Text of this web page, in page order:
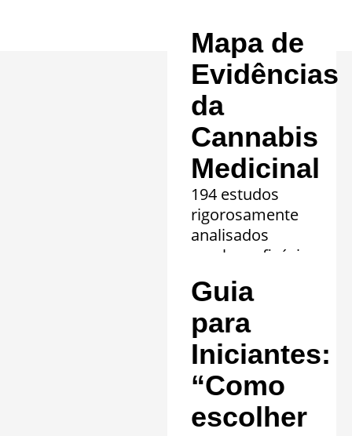
Mapa de
Evidências
da
Cannabis
Medicinal
194 estudos
rigorosamente
analisados
revelam eficácia
comprovada em
20 quadros
clínicos.
Saiba mais »
Guia
para
Iniciantes:
“Como
escolher